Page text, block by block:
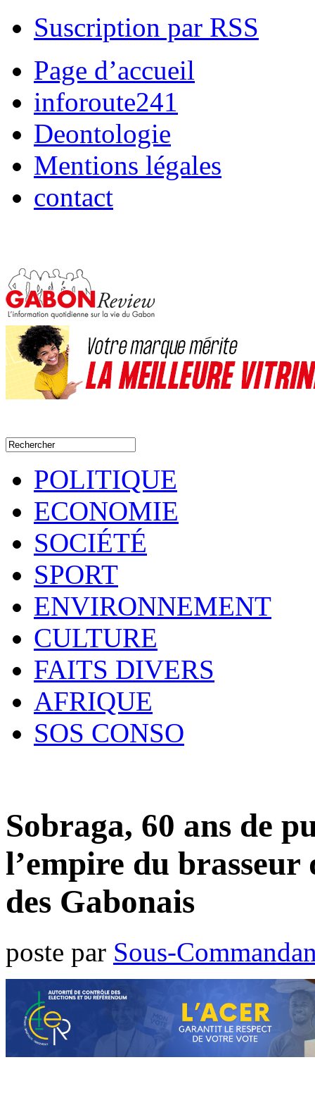
Suscription par RSS
Page d’accueil
inforoute241
Deontologie
Mentions légales
contact
POLITIQUE
ECONOMIE
SOCIÉTÉ
SPORT
ENVIRONNEMENT
CULTURE
FAITS DIVERS
AFRIQUE
SOS CONSO
Sobraga, 60 ans de
l’empire du
des Gabonais
poste par Sous-